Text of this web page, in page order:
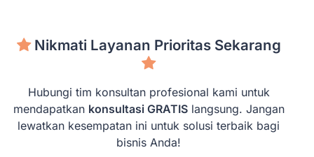
Nikmati Layanan Prioritas Sekarang
Hubungi tim konsultan profesional kami untuk
mendapatkan konsultasi GRATISlangsung. Jangan
lewatkan kesempatan ini untuk solusi terbaik bagi
bisnis Anda!